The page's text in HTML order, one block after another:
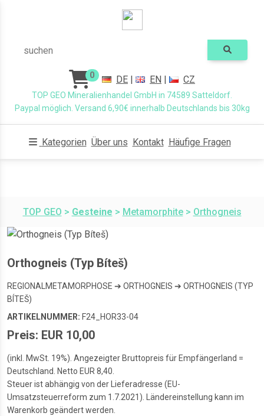
suchen
0 DE | EN | CZ
TOP GEO Mineralienhandel GmbH in 74589 Satteldorf.
Paypal möglich. Versand 6,90€ innerhalb Deutschlands bis 30kg
Kategorien Über uns Kontakt Häufige Fragen
TOP GEO > Gesteine > Metamorphite> Orthogneis
Orthogneis (Typ Bíteš)
REGIONALMETAMORPHOSE ➔ ORTHOGNEIS ➔ ORTHOGNEIS (TYP
BÍTEŠ)
ARTIKELNUMMER: F24_HOR33-04
Preis: EUR 10,00
(inkl. MwSt. 19%). Angezeigter Bruttopreis für Empfängerland =
Deutschland. Netto EUR 8,40.
Steuer ist abhängig von der Lieferadresse (EU-
Umsatzsteuerreform zum 1.7.2021). Ländereinstellung kann im
Warenkorb geändert werden.